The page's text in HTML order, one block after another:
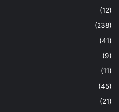
(12)
(238)
(41)
(9)
(11)
(45)
(21)